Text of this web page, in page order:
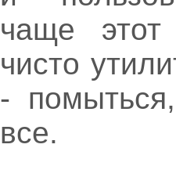
чаще этот
чисто
-
все.